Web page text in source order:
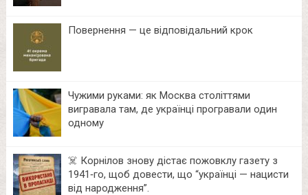
Повернення — це відповідальний крок
Чужими руками: як Москва століттями
вигравала там, де українці програвали один
одному
☠️ Корнілов знову дістає пожовклу газету з
1941‑го, щоб довести, що “українці — нацисти
від народження”.